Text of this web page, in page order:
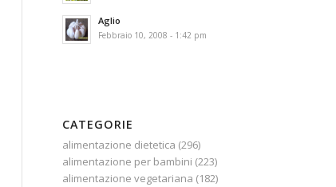
Aglio
Febbraio 10, 2008 - 1:42 pm
CATEGORIE
alimentazione dietetica (296)
alimentazione per bambini (223)
alimentazione vegetariana (182)